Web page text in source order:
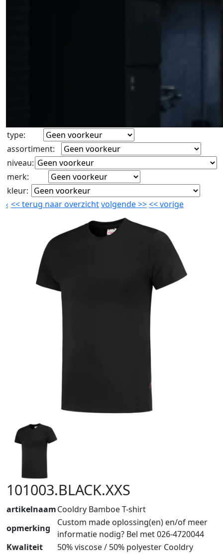
type:
assortiment:
niveau:
merk:
kleur:
<<terug naar overzichtvolgende>><<vorige
101003.BLACK.XXS
artikelnaamCooldry Bamboe T-shirt
opmerking
Custom made oplossing(en) en/of meer
informatie nodig? Bel met 026-4720044
Kwaliteit
50% viscose / 50% polyester Cooldry